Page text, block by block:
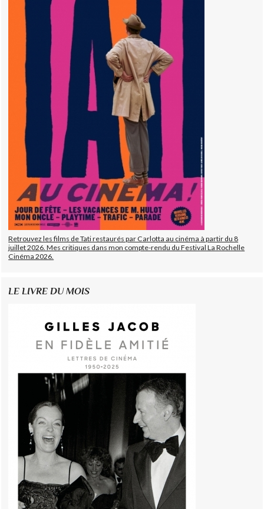
Retrouvez les films de Tati restaurés par Carlotta au cinéma à partir du 8
juillet 2026. Mes critiques dans mon compte-rendu du Festival La Rochelle
Cinéma 2026.
LE LIVRE DU MOIS